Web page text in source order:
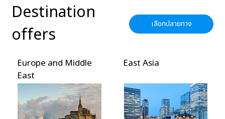
Destination
offers
เลือกปลายทาง
Europe and Middle
East
East Asia